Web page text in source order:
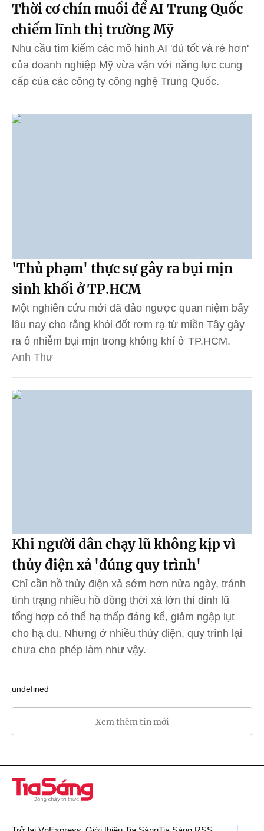
Thời cơ chín muồi để AI Trung Quốc
chiếm lĩnh thị trường Mỹ
Nhu cầu tìm kiếm các mô hình AI 'đủ tốt và rẻ hơn'
của doanh nghiệp Mỹ vừa vặn với năng lực cung
cấp của các công ty công nghệ Trung Quốc.
'Thủ phạm' thực sự gây ra bụi mịn
sinh khối ở TP.HCM
Một nghiên cứu mới đã đảo ngược quan niệm bấy
lâu nay cho rằng khói đốt rơm rạ từ miền Tây gây
ra ô nhiễm bụi mịn trong không khí ở TP.HCM.
Anh Thư
Khi người dân chạy lũ không kịp vì
thủy điện xả 'đúng quy trình'
Chỉ cần hồ thủy điện xả sớm hơn nửa ngày, tránh
tình trạng nhiều hồ đồng thời xả lớn thì đỉnh lũ
tổng hợp có thể hạ thấp đáng kể, giảm ngập lụt
cho hạ du. Nhưng ở nhiều thủy điện, quy trình lại
chưa cho phép làm như vậy.
undefined
Xem thêm tin mới